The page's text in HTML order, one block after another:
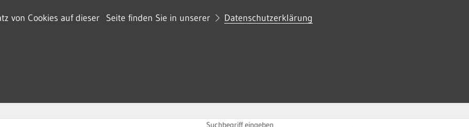
von Cookies auf dieser Seite finden Sie in unserer Datenschutzerklärung
SUCHBEGRIFF